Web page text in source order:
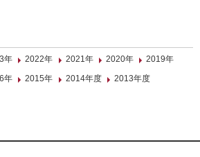
年 2022年 2021年 2020年
2019年
年 2015年 2014年度
2013年度